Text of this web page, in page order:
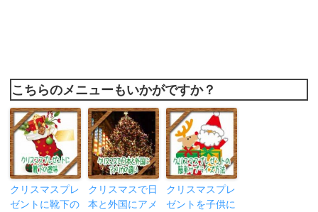
こちらのメニューもいかがですか？
クリスマスプレ
ゼントに靴下の
クリスマスで日
本と外国にアメ
クリスマスプレ
ゼントを子供に